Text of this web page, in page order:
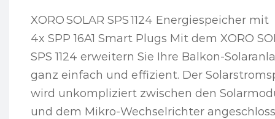
XORO SOLAR SPS 1124 Energiespeicher mit
4x SPP 16A1 Smart Plugs Mit dem XORO
SPS 1124 erweitern Sie Ihre Balkon-
ganz einfach und effizient. Der
wird unkompliziert zwischen den
und dem Mikro-Wechselrichter